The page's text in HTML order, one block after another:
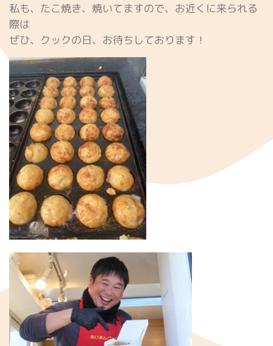
私も、たこ焼き、焼いてますので、お近くに来られる
際は
ぜひ、クックの日、お待ちしております！